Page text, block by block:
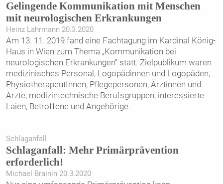
Gelingende Kommunikation mit Menschen
mit neurologischen Erkrankungen
Heinz Lahrmann 20.3.2020
Am 13. 11. 2019 fand eine Fachtagung im Kardinal König-
Haus in Wien zum Thema „Kommunikation bei
neurologischen Erkrankungen“ statt. Zielpublikum waren
medizinisches Personal, Logopädinnen und Logopäden,
PhysiotherapeutInnen, Pflegepersonen, Ärztinnen und
Ärzte, medizintechnische Berufsgruppen, interessierte
Laien, Betroffene und Angehörige.
Schlaganfall
Schlaganfall: Mehr Primärprävention
erforderlich!
Michael Brainin 20.3.2020